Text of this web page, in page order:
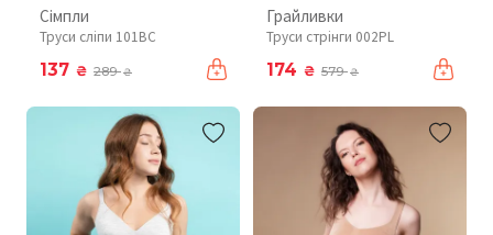
Сімпли
Труси сліпи 101BC
137 ₴ 289₴
Грайливки
Труси стрінги 002PL
174 ₴ 579₴